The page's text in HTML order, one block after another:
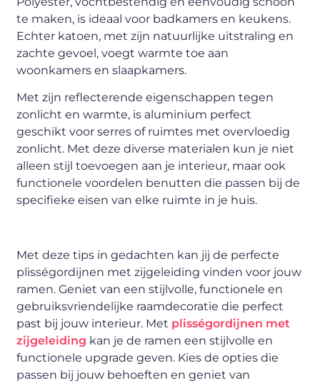
te maken, is ideaal voor badkamers en keukens.
Echter katoen, met zijn natuurlijke uitstraling en
zachte gevoel, voegt warmte toe aan
woonkamers en slaapkamers.
Met zijn reflecterende eigenschappen tegen
zonlicht en warmte, is aluminium perfect
geschikt voor serres of ruimtes met overvloedig
zonlicht. Met deze diverse materialen kun je niet
alleen stijl toevoegen aan je interieur, maar ook
functionele voordelen benutten die passen bij de
specifieke eisen van elke ruimte in je huis.
Met deze tips in gedachten kan jij de perfecte
plisségordijnen met zijgeleiding vinden voor jouw
ramen. Geniet van een stijlvolle, functionele en
gebruiksvriendelijke raamdecoratie die perfect
past bij jouw interieur. Met plisségordijnen met
zijgeleiding kan je de ramen een stijlvolle en
functionele upgrade geven. Kies de opties die
passen bij jouw behoeften en geniet van